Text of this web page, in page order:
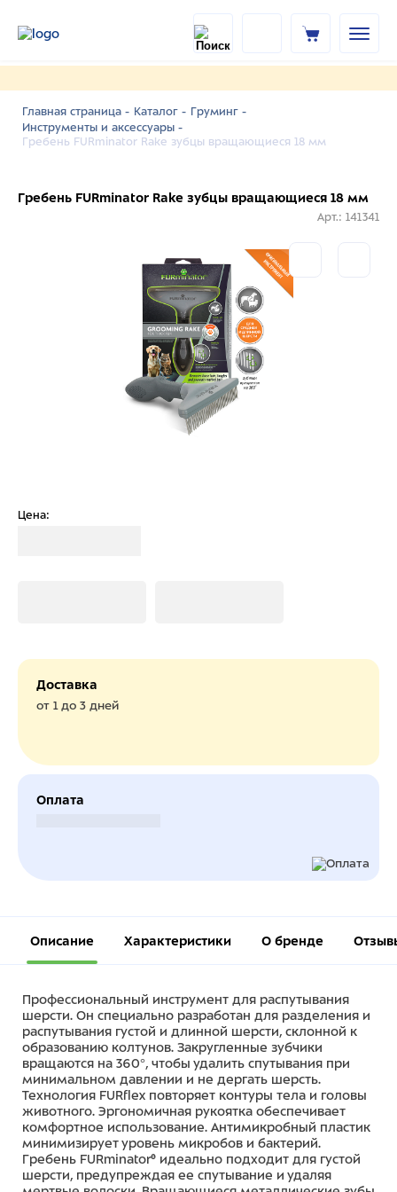
Главная страница - Каталог - Груминг -
Инструменты и аксессуары -
Гребень FURminator Rake зубцы вращающиеся 18 мм
Гребень FURminator Rake зубцы вращающиеся 18 мм
Арт.: 141341
Цена:
Доставка
от 1 до 3 дней
Оплата
Описание Характеристики О бренде
Профессиональный инструмент для распутывания
шерсти. Он специально разработан для разделения и
распутывания густой и длинной шерсти, склонной к
образованию колтунов. Закругленные зубчики
вращаются на 360°, чтобы удалить спутывания при
минимальном давлении и не дергать шерсть.
Технология FURflex повторяет контуры тела и головы
животного. Эргономичная рукоятка обеспечивает
комфортное использование. Антимикробный пластик
минимизирует уровень микробов и бактерий.
Гребень FURminator® идеально подходит для густой
шерсти, предупреждая ее спутывание и удаляя